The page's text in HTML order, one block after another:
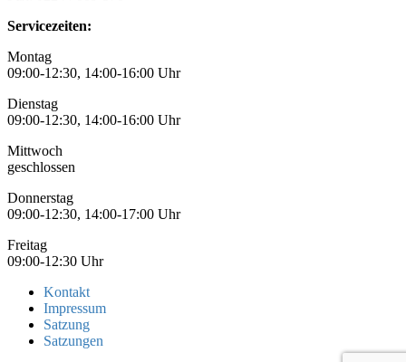
Servicezeiten:
Montag
09:00-12:30, 14:00-16:00 Uhr
Dienstag
09:00-12:30, 14:00-16:00 Uhr
Mittwoch
geschlossen
Donnerstag
09:00-12:30, 14:00-17:00 Uhr
Freitag
09:00-12:30 Uhr
Kontakt
Impressum
Satzung
Satzungen